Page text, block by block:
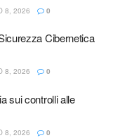
8, 2026 0
Cibernetica
8, 2026 0
sui controlli alle
8, 2026 0